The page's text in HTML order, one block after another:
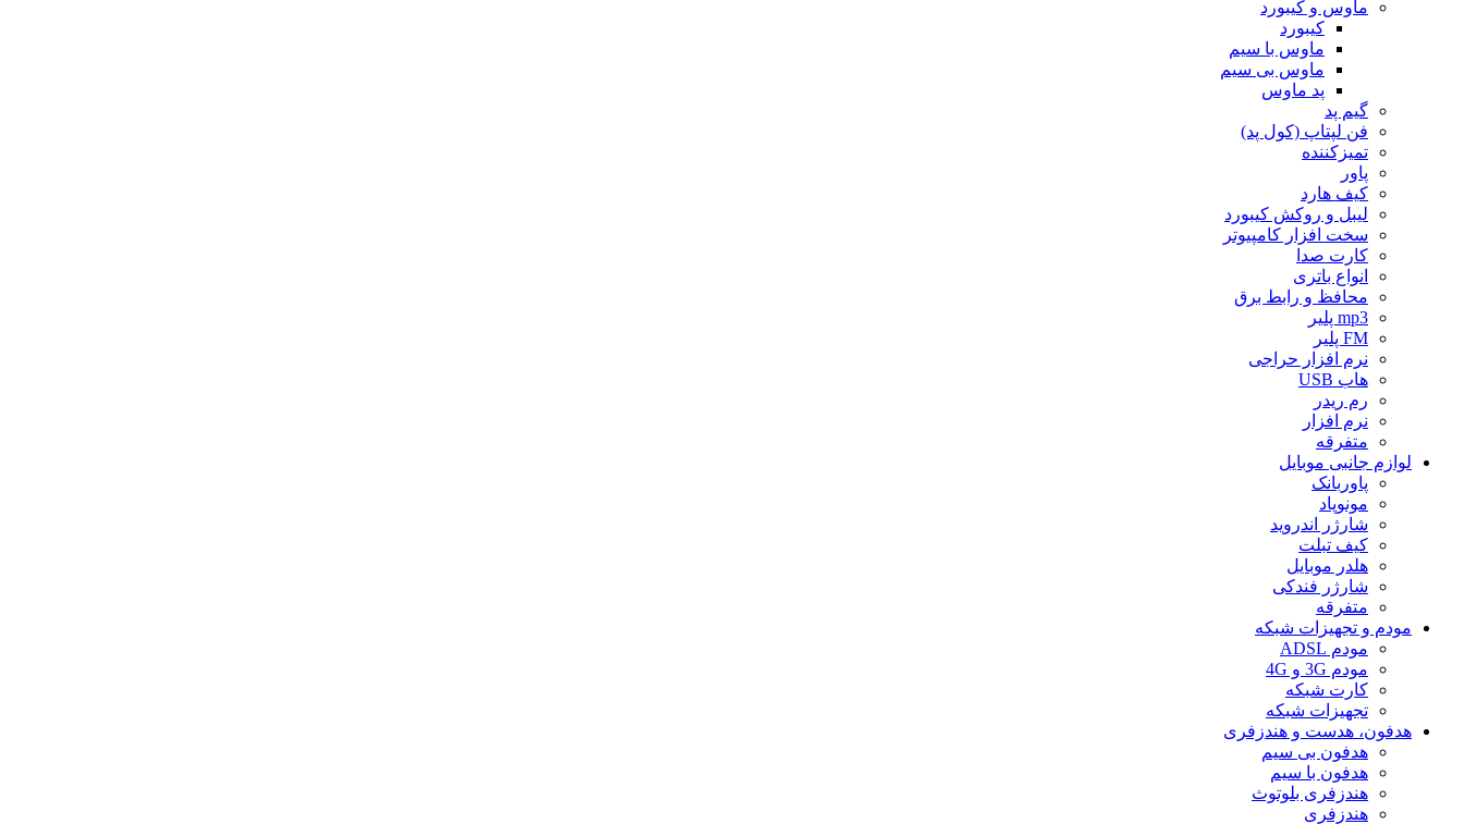
ماوس و کیبورد
کیبورد
ماوس با سیم
ماوس بی سیم
پد ماوس
گیم پد
فن لپتاپ (کول پد)
تمیزکننده
پاور
کیف هارد
لیبل و روکش کیبورد
سخت افزار کامپیوتر
کارت صدا
انواع باتری
محافظ و رابط برق
mp3 پلیر
FM پلیر
نرم افزار حراجی
هاب USB
رم ریدر
نرم افزار
متفرقه
لوازم جانبی موبایل
پاوربانک
مونوپاد
شارژر اندروید
کیف تبلت
هلدر موبایل
شارژر فندکی
متفرقه
مودم و تجهیزات شبکه
مودم ADSL
مودم 3G و 4G
کارت شبکه
تجهیزات شبکه
هدفون، هدست و هندزفری
هدفون بی سیم
هدفون با سیم
هندزفری بلوتوث
هندزفری